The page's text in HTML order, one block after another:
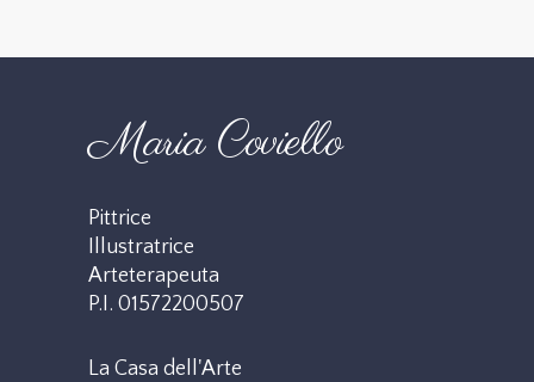
Maria Coviello
Pittrice
Illustratrice
Arteterapeuta
P.I. 01572200507
La Casa dell'Arte